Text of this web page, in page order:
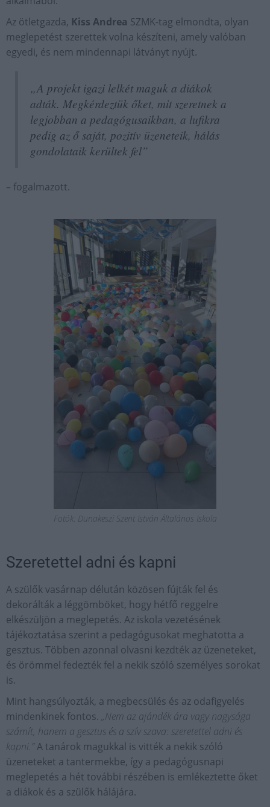
Az ötletgazda, Kiss Andrea SZMK-tag elmondta, olyan
meglepetést szerettek volna készíteni, amely valóban
egyedi, és nem mindennapi látványt nyújt.
„A projekt igazi lelkét maguk a diákok
adták. Megkérdeztük őket, mit szeretnek a
legjobban a pedagógusaikban, a lufikra
pedig az ő saját, pozitív üzeneteik, hálás
gondolataik kerültek fel”
– fogalmazott.
Fotók: Dunakeszi Szent István Általános Iskola
Szeretettel adni és kapni
A szülők vasárnap délután közösen fújták fel és
dekorálták a léggömböket, hogy hétfő reggelre
elkészüljön a meglepetés. Az iskola vezetésének
tájékoztatása szerint a pedagógusokat meghatotta a
gesztus. Többen azonnal olvasni kezdték az üzeneteket,
és örömmel fedezték fel a nekik szóló személyes sorokat
is.
Mint hangsúlyozták, a megbecsülés és az odafigyelés
mindenkinek fontos. „Nem az ajándék ára vagy nagysága
számít, hanem a gesztus és a szív szava: szeretettel adni és
kapni.”A tanárok magukkal is vitték a nekik szóló
üzeneteket a tantermekbe, így a pedagógusnapi
meglepetés a hét további részében is emlékeztette őket
a diákok és a szülők hálájára.